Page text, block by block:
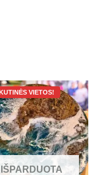
IŠPARDUOTA
Original
price
was:
450.00 €.
Current
price
is:
30.00 €.